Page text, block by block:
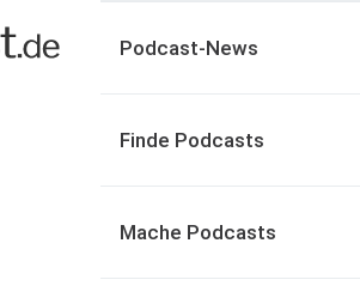
Podcast-News
Finde Podcasts
Mache Podcasts